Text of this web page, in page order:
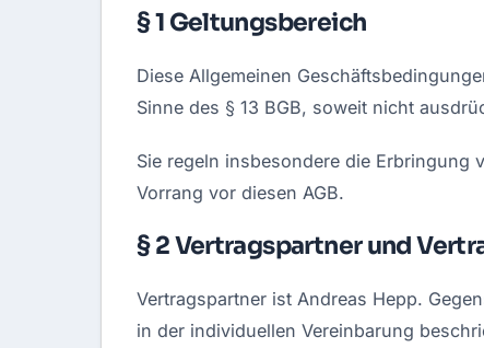
§ 1 Geltungsbereich
Diese Allgemeinen
Sinne des § 13 BGB, soweit nicht
Sie regeln insbesondere die Erbringung
Vorrang vor diesen AGB.
§ 2 Vertragspartner und
Vertragspartner ist Andreas Hepp.
in der individuellen Vereinbarung